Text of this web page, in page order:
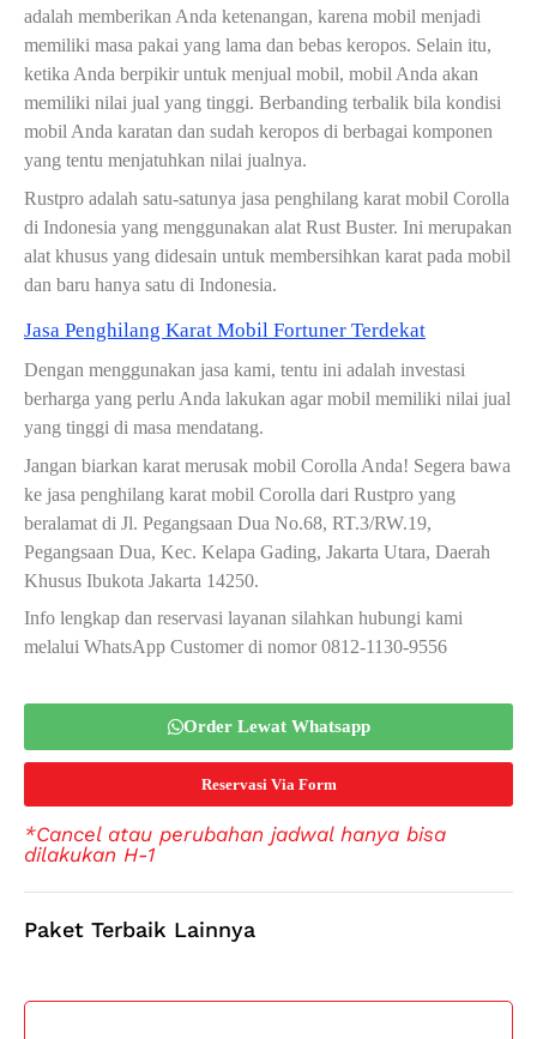
adalah memberikan Anda ketenangan, karena mobil menjadi
memiliki masa pakai yang lama dan bebas keropos. Selain itu,
ketika Anda berpikir untuk menjual mobil, mobil Anda akan
memiliki nilai jual yang tinggi. Berbanding terbalik bila kondisi
mobil Anda karatan dan sudah keropos di berbagai komponen
yang tentu menjatuhkan nilai jualnya.
Rustpro adalah satu-satunya jasa penghilang karat mobil Corolla
di Indonesia yang menggunakan alat Rust Buster. Ini merupakan
alat khusus yang didesain untuk membersihkan karat pada mobil
dan baru hanya satu di Indonesia.
Jasa Penghilang Karat Mobil Fortuner Terdekat
Dengan menggunakan jasa kami, tentu ini adalah investasi
berharga yang perlu Anda lakukan agar mobil memiliki nilai jual
yang tinggi di masa mendatang.
Jangan biarkan karat merusak mobil Corolla Anda! Segera bawa
ke jasa penghilang karat mobil Corolla dari Rustpro yang
beralamat di Jl. Pegangsaan Dua No.68, RT.3/RW.19,
Pegangsaan Dua, Kec. Kelapa Gading, Jakarta Utara, Daerah
Khusus Ibukota Jakarta 14250.
Info lengkap dan reservasi layanan silahkan hubungi kami
melalui WhatsApp Customer di nomor 0812-1130-9556
Order Lewat Whatsapp
Reservasi Via Form
*Cancel atau perubahan jadwal hanya bisa
dilakukan H-1
Paket Terbaik Lainnya